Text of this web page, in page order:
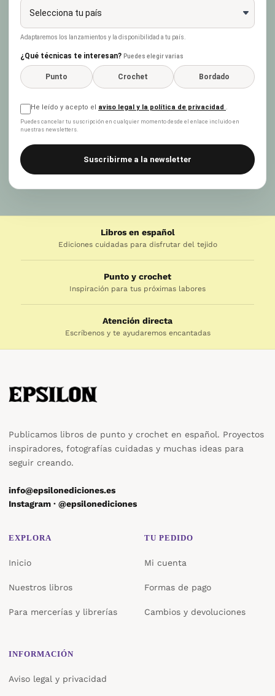
Adaptaremos los lanzamientos y la disponibilidad a tu país.
¿Qué técnicas te interesan? Puedes elegir varias
Punto Crochet Bordado
He leído y acepto el aviso legal y la política de privacidad .
Puedes cancelar tu suscripción en cualquier momento desde el enlace incluido en
nuestras newsletters.
Suscribirme a la newsletter
Libros en español
Ediciones cuidadas para disfrutar del tejido
Punto y crochet
Inspiración para tus próximas labores
Atención directa
Escríbenos y te ayudaremos encantadas
Publicamos libros de punto y crochet en español. Proyectos
inspiradores, fotografías cuidadas y muchas ideas para
seguir creando.
info@epsilonediciones.es
Instagram · @epsilonediciones
EXPLORA
Inicio
Nuestros libros
Para mercerías y librerías
TU PEDIDO
Mi cuenta
Formas de pago
Cambios y devoluciones
INFORMACIÓN
Aviso legal y privacidad